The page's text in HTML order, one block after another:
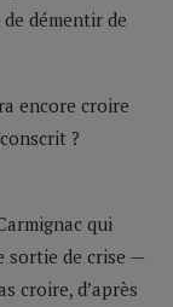
démentir de
encore croire
?
qui
sortie de crise —
croire, d’après